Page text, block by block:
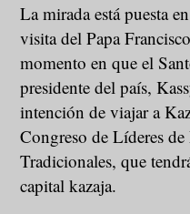
La mirada está puesta
visita del Papa
momento en que el
presidente del país,
intención de viajar a
Congreso de Líderes
Tradicionales, que
capital kazaja.